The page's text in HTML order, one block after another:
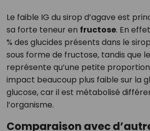
Le faible IG du sirop d’agave est
sa forte teneur en fructose. En
% des glucides présents dans le
sous forme de fructose, tandis que
représente qu’une petite
impact beaucoup plus faible sur la
glucose, car il est métabolisé
l’organisme.
Comparaison avec